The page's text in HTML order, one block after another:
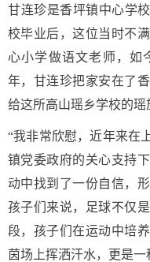
甘连珍是香坪镇中心学
校毕业后，这位当时不
心小学做语文老师，如
年，甘连珍把家安在了
给这所高山瑶乡学校的瑶
“我非常欣慰，近年来在
镇党委政府的关心支持
动中找到了一份自信，
孩子们来说，足球不仅
段，孩子们在运动中培
茵场上挥洒汗水，更是一